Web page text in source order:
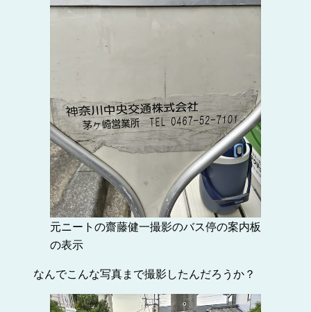
元ニートの齋藤健一撮影のバス停の案内板
の表示
なんでこんな写真まで撮影したんだろうか？